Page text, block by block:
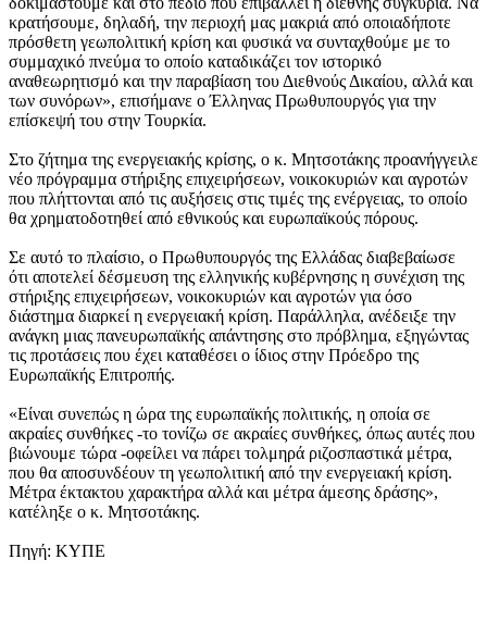
κρατήσουμε, δηλαδή, την περιοχή μας μακριά από οποιαδήποτε
πρόσθετη γεωπολιτική κρίση και φυσικά να συνταχθούμε με το
συμμαχικό πνεύμα το οποίο καταδικάζει τον ιστορικό
αναθεωρητισμό και την παραβίαση του Διεθνούς Δικαίου, αλλά και
των συνόρων», επισήμανε ο Έλληνας Πρωθυπουργός για την
επίσκεψή του στην Τουρκία.
Στο ζήτημα της ενεργειακής κρίσης, ο κ. Μητσοτάκης προανήγγειλε
νέο πρόγραμμα στήριξης επιχειρήσεων, νοικοκυριών και αγροτών
που πλήττονται από τις αυξήσεις στις τιμές της ενέργειας, το οποίο
θα χρηματοδοτηθεί από εθνικούς και ευρωπαϊκούς πόρους.
Σε αυτό το πλαίσιο, ο Πρωθυπουργός της Ελλάδας διαβεβαίωσε
ότι αποτελεί δέσμευση της ελληνικής κυβέρνησης η συνέχιση της
στήριξης επιχειρήσεων, νοικοκυριών και αγροτών για όσο
διάστημα διαρκεί η ενεργειακή κρίση. Παράλληλα, ανέδειξε την
ανάγκη μιας πανευρωπαϊκής απάντησης στο πρόβλημα, εξηγώντας
τις προτάσεις που έχει καταθέσει ο ίδιος στην Πρόεδρο της
Ευρωπαϊκής Επιτροπής.
«Είναι συνεπώς η ώρα της ευρωπαϊκής πολιτικής, η οποία σε
ακραίες συνθήκες -το τονίζω σε ακραίες συνθήκες, όπως αυτές που
βιώνουμε τώρα -οφείλει να πάρει τολμηρά ριζοσπαστικά μέτρα,
που θα αποσυνδέουν τη γεωπολιτική από την ενεργειακή κρίση.
Μέτρα έκτακτου χαρακτήρα αλλά και μέτρα άμεσης δράσης»,
κατέληξε ο κ. Μητσοτάκης.
Πηγή: ΚΥΠΕ